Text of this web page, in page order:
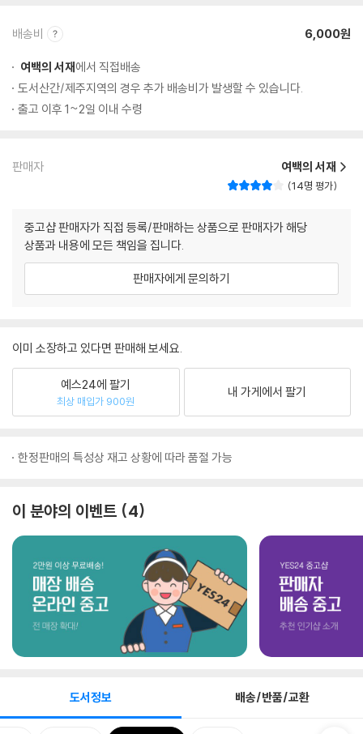
배송비 6,000원
여백의 서재에서 직접배송
도서산간/제주지역의 경우 추가 배송비가 발생할 수 있습니다.
출고 이후 1~2일 이내 수령
판매자 여백의 서재
14명 평가
중고샵 판매자가 직접 등록/판매하는 상품으로 판매자가 해당
상품과 내용에 모든 책임을 집니다.
판매자에게 문의하기
이미 소장하고 있다면 판매해 보세요.
예스24에 팔기
최상 매입가 900원
내 가게에서 팔기
한정판매의 특성상 재고 상황에 따라 품절 가능
이 분야의 이벤트 4
도서정보 배송/반품/교환